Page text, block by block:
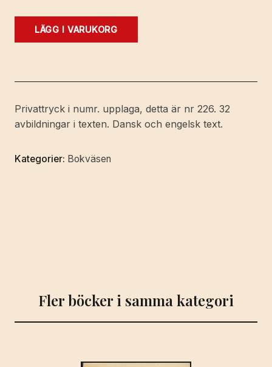
Kvinden
Woman
bookplate
design.
LÄGG I VARUKORG
Privattryck i numr. upplaga, detta är nr 226. 32
avbildningar i texten. Dansk och engelsk text.
Kategorier: Bokväsen
Fler böcker i samma kategori